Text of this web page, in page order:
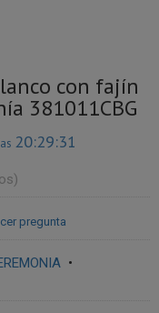
con fajín
381011CBG
20:29:31
pregunta
•